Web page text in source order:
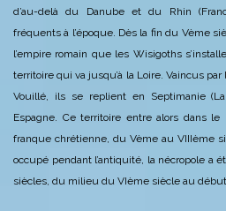
d’au-delà du Danube et du Rhin
fréquents à l’époque. Dès la fin du Vème
l’empire romain que les Wisigoths
territoire qui va jusqu’à la Loire. Vaincus par
Vouillé, ils se replient en Septimanie
Espagne. Ce territoire entre alors dans le
franque chrétienne, du Vème au VIIIème
occupé pendant l’antiquité, la nécropole a
siècles, du milieu du VIème siècle au